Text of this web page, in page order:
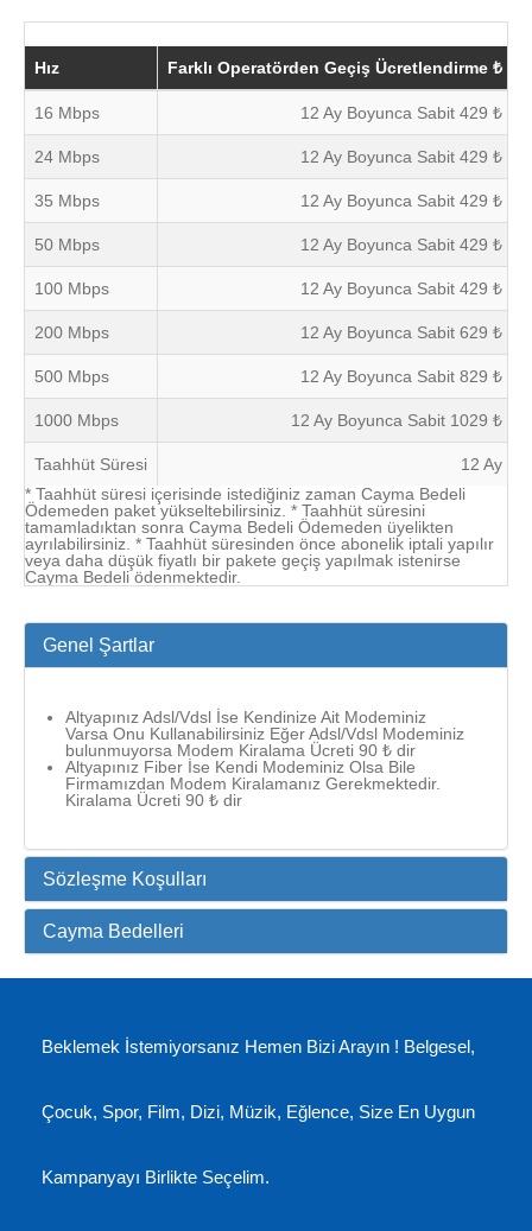
Hız Farklı Operatörden Geçiş Ücretlendirme ₺
16 Mbps 12 Ay Boyunca Sabit 429 ₺
24 Mbps 12 Ay Boyunca Sabit 429 ₺
35 Mbps 12 Ay Boyunca Sabit 429 ₺
50 Mbps 12 Ay Boyunca Sabit 429 ₺
100 Mbps 12 Ay Boyunca Sabit 429 ₺
200 Mbps 12 Ay Boyunca Sabit 629 ₺
500 Mbps 12 Ay Boyunca Sabit 829 ₺
1000 Mbps 12 Ay Boyunca Sabit 1029 ₺
Taahhüt Süresi
12 Ay
* Taahhüt süresi içerisinde istediğiniz zaman Cayma Bedeli
Ödemeden paket yükseltebilirsiniz. * Taahhüt süresini
tamamladıktan sonra Cayma Bedeli Ödemeden üyelikten
ayrılabilirsiniz. * Taahhüt süresinden önce abonelik iptali yapılır
veya daha düşük fiyatlı bir pakete geçiş yapılmak istenirse
Cayma Bedeli ödenmektedir.
Genel Şartlar
Altyapınız Adsl/Vdsl İse Kendinize Ait Modeminiz
Varsa Onu Kullanabilirsiniz Eğer Adsl/Vdsl Modeminiz
bulunmuyorsa Modem Kiralama Ücreti 90 ₺ dir
Altyapınız Fiber İse Kendi Modeminiz Olsa Bile
Firmamızdan Modem Kiralamanız Gerekmektedir.
Kiralama Ücreti 90 ₺ dir
Sözleşme Koşulları
Cayma Bedelleri
Beklemek İstemiyorsanız Hemen Bizi Arayın ! Belgesel,
Çocuk, Spor, Film, Dizi, Müzik, Eğlence, Size En Uygun
Kampanyayı Birlikte Seçelim.